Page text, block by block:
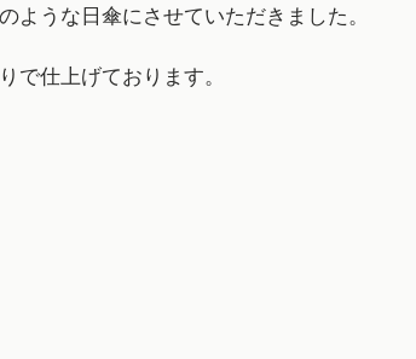
ような日傘にさせていただきました。
で仕上げております。